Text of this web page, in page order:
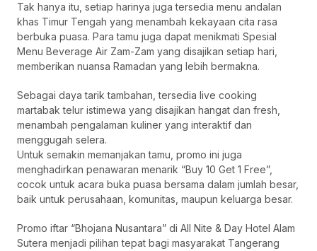
Tak hanya itu, setiap harinya juga tersedia menu andalan
khas Timur Tengah yang menambah kekayaan cita rasa
berbuka puasa. Para tamu juga dapat menikmati Spesial
Menu Beverage Air Zam-Zam yang disajikan setiap hari,
memberikan nuansa Ramadan yang lebih bermakna.
Sebagai daya tarik tambahan, tersedia live cooking
martabak telur istimewa yang disajikan hangat dan fresh,
menambah pengalaman kuliner yang interaktif dan
menggugah selera.
Untuk semakin memanjakan tamu, promo ini juga
menghadirkan penawaran menarik “Buy 10 Get 1 Free”,
cocok untuk acara buka puasa bersama dalam jumlah besar,
baik untuk perusahaan, komunitas, maupun keluarga besar.
Promo iftar “Bhojana Nusantara” di All Nite & Day Hotel Alam
Sutera menjadi pilihan tepat bagi masyarakat Tangerang